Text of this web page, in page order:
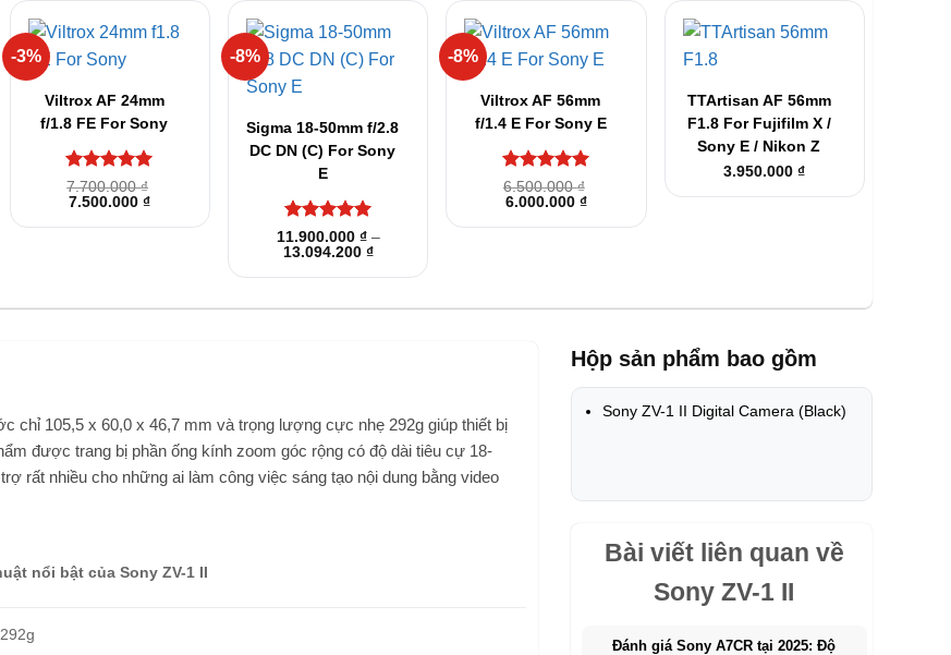
-3% +
Viltrox AF 24mm
f/1.8 FE For Sony
Được xếp
hạng55
7.700.000₫
Giá
là:
7.500.000₫Giá
tại
7.500.000 ₫.
-8%
+
Sigma 18-50mm f/2.8
DC DN (C) For Sony
E
Được xếp
hạng55
11.900.000 ₫ –
13.094.200 ₫Khoảng
từ
đến
-8% +
Viltrox AF 56mm
f/1.4 E For Sony E
Được xếp
hạng55
6.500.000₫
Giá
là:
6.000.000 ₫Giá
tại
+
TTArtisan AF 56mm
F1.8 For Fujifilm X /
Sony E / Nikon Z
3.950.000₫
chỉ 105,5 x 60,0 x 46,7 mm và trọng lượng cực nhẹ 292g giúp thiết bị
được trang bị phần ống kính zoom góc rộng có độ dài tiêu cự 18-
rất nhiều cho những ai làm công việc sáng tạo nội dung bằng video
nổi bật của Sony ZV-1 II
292g
Hộp sản phẩm bao gồm
Sony ZV-1 II Digital Camera (Black)
Bài viết liên quan về
Sony ZV-1 II
Đánh giá Sony A7CR tại 2025: Độ